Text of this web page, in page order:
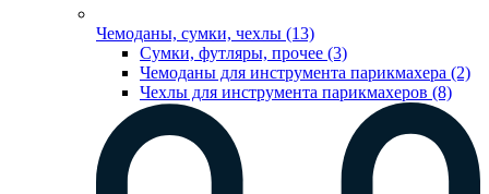
Чемоданы, сумки, чехлы (13)
Сумки, футляры, прочее (3)
Чемоданы для инструмента парикмахера (2)
Чехлы для инструмента парикмахеров (8)